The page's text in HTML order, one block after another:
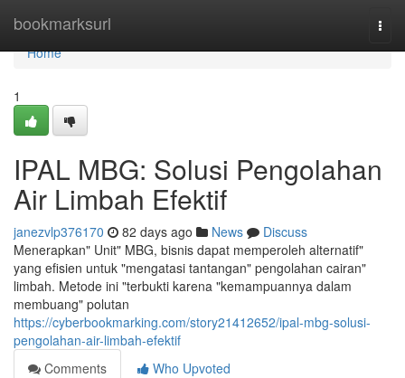
bookmarksurl
Home
Home
1
IPAL MBG: Solusi Pengolahan
Air Limbah Efektif
janezvlp376170 82 days ago News
Discuss
Menerapkan" Unit" MBG, bisnis dapat memperoleh alternatif"
yang efisien untuk "mengatasi tantangan" pengolahan cairan"
limbah. Metode ini "terbukti karena "kemampuannya dalam
membuang" polutan
https://cyberbookmarking.com/story21412652/ipal-mbg-solusi-
pengolahan-air-limbah-efektif
Comments
Who Upvoted